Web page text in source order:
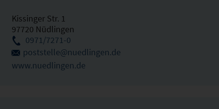
Kissinger Str. 1
97720 Nüdlingen
0971/7271-0
poststelle@nuedlingen.de
www.nuedlingen.de